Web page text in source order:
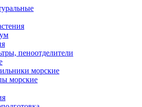
пеноотделители
морские
морские